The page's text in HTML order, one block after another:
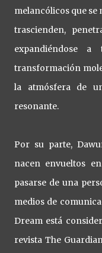
melancólicos que
trascienden,
expandiéndose
transformación
la atmósfera de
resonante.
Por su parte,
nacen envueltos
pasarse de una
medios de
Dream está
revista The